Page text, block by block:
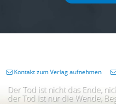
Der Tod ist nicht das Ende,
der Tod ist nur die Wende,
Kontakt zum Verlag aufnehmen